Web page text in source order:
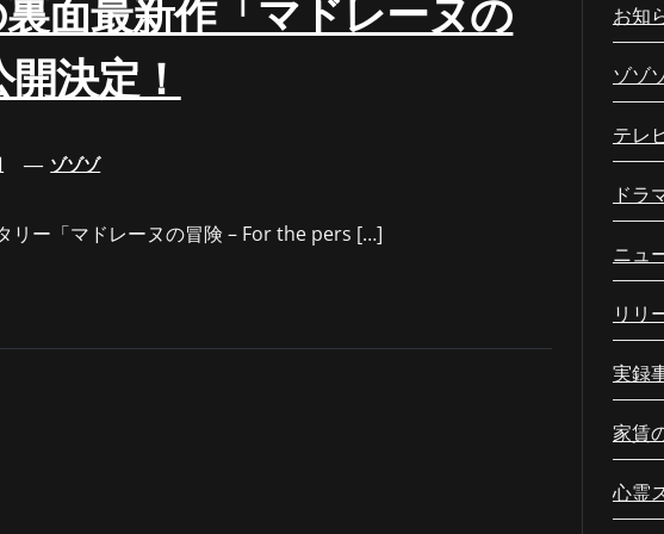
面最新作「マドレーヌの
決定！
ゾゾゾ
リー「マドレーヌの冒険 – For the pers […]
お知
ゾゾ
テレ
ドラ
ニュ
リリ
実録
家賃
心霊